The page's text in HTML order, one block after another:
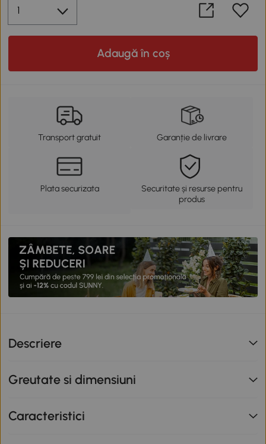
Adaugă în coș
Transport gratuit Garanție de livrare
Plata securizata
Securitate și resurse pentru
produs
Descriere
Greutate si dimensiuni
Caracteristici